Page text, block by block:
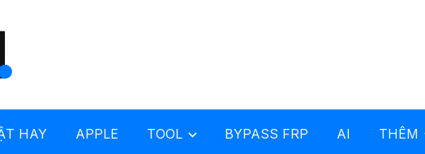
HAY APPLE TOOL BYPASS FRP AI THÊM